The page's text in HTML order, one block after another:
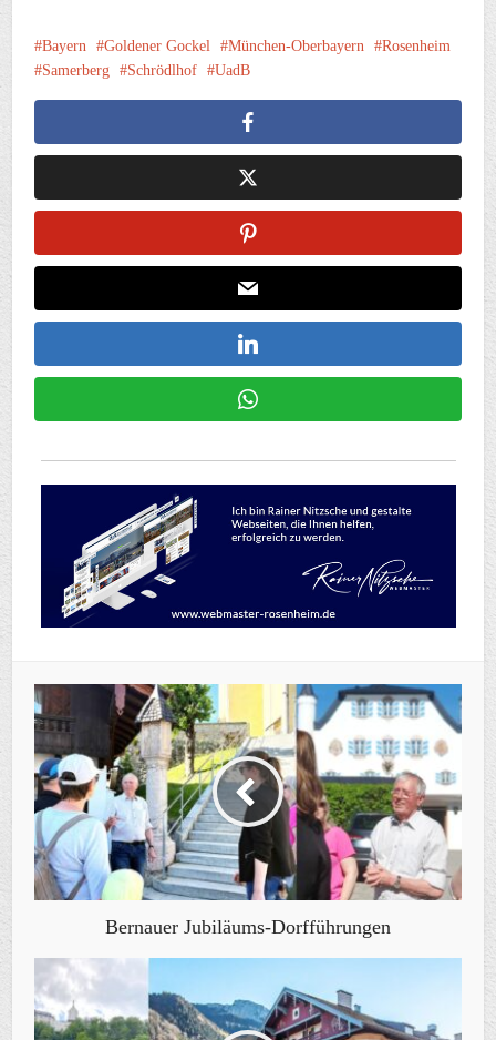
Bayern Goldener Gockel München-Oberbayern
Rosenheim
Samerberg
Schrödlhof UadB
Bernauer Jubiläums-Dorfführungen